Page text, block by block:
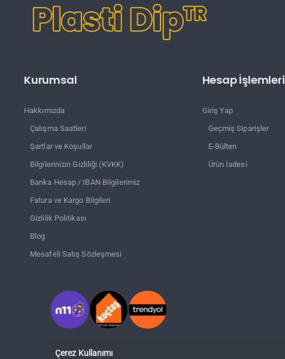
Çerez Kullanımı
Kurumsal
Hakkımızda
Çalışma Saatleri
Şartlar ve Koşullar
Bilgilerinizin Gizliliği (KVKK)
Banka Hesap / IBAN Bilgilerimiz
Fatura ve Kargo Bilgileri
Gizlilik Politikası
Blog
Mesafeli Satış Sözleşmesi
Hesap İşlemleri
Giriş Yap
Geçmiş Siparişler
E-Bülten
Ürün İadesi